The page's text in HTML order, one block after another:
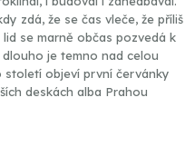
zdá, že se čas vleče, že příliš
se marně občas pozvedá k
je temno nad celou
století objeví první červánky
deskách alba Prahou